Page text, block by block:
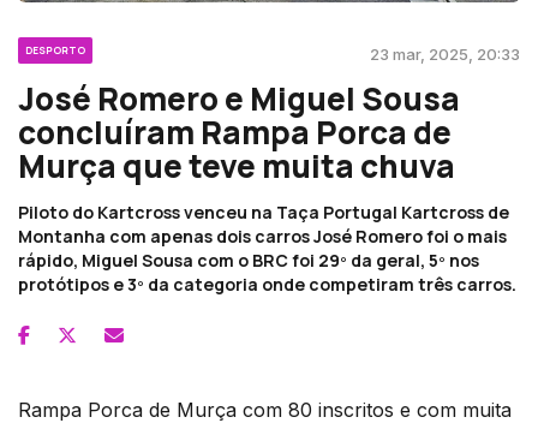
DESPORTO 23 mar, 2025, 20:33
José Romero e Miguel Sousa
concluíram Rampa Porca de
Murça que teve muita chuva
Piloto do Kartcross venceu na Taça Portugal Kartcross de
Montanha com apenas dois carros José Romero foi o mais
rápido, Miguel Sousa com o BRC foi 29º da geral, 5º nos
protótipos e 3º da categoria onde competiram três carros.
Rampa Porca de Murça com 80 inscritos e com muita